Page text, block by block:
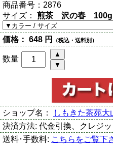
商品番号： 2876
サイズ： 煎茶 沢の春 100g
価格： 648 円 （税込・送料別）
数量
ショップ名：
しもきた茶苑大
決済方法: 代金引換、クレジ
送料･手数料: こちらをご覧下